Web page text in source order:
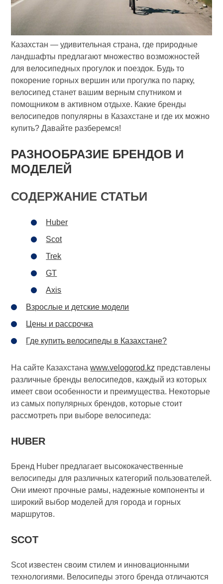
Казахстан — удивительная страна, где природные
ландшафты предлагают множество возможностей
для велосипедных прогулок и поездок. Будь то
покорение горных вершин или прогулка по парку,
велосипед станет вашим верным спутником и
помощником в активном отдыхе. Какие бренды
велосипедов популярны в Казахстане и где их можно
купить? Давайте разберемся!
РАЗНООБРАЗИЕ БРЕНДОВ И
МОДЕЛЕЙ
СОДЕРЖАНИЕ СТАТЬИ
Huber
Scot
Trek
GT
Axis
Взрослые и детские модели
Цены и рассрочка
Где купить велосипеды в Казахстане?
На сайте Казахстанаwww.velogorod.kz представлены
различные бренды велосипедов, каждый из которых
имеет свои особенности и преимущества. Некоторые
из самых популярных брендов, которые стоит
рассмотреть при выборе велосипеда:
HUBER
Бренд Huber предлагает высококачественные
велосипеды для различных категорий пользователей.
Они имеют прочные рамы, надежные компоненты и
широкий выбор моделей для города и горных
маршрутов.
SCOT
Scot известен своим стилем и инновационными
технологиями. Велосипеды этого бренда отличаются